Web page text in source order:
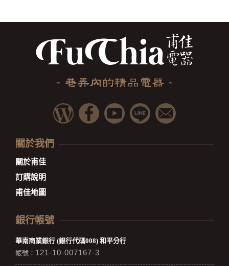
關於我們
關於甫佳
訂購說明
甫佳地圖
銀行帳號
華南商業銀行 (銀行代碼008) 和平分行
帳號： 121-10-007167-3